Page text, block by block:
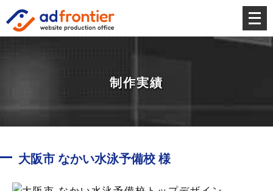
メ
ニ
ュ
制作実績
大阪市 なかい水泳予備校 様